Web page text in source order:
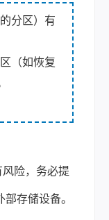
分区）有
（如恢复
险，务必提
存储设备。